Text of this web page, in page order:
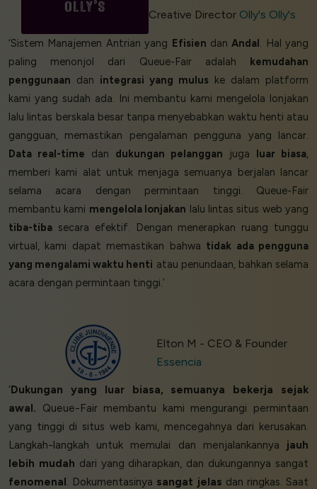
Creative Director Olly's Olly's
‘Sistem Manajemen Antrian yang Efisien danAndal . Hal yang
paling menonjol dari Queue-Fair adalah
kemudahan
penggunaan dan integrasi yang mulus ke dalam platform
kami yang sudah ada. Ini membantu kami mengelola lonjakan
lalu lintas berskala besar tanpa menyebabkan waktu henti atau
gangguan, memastikan pengalaman pengguna yang lancar.
Data real-time dan dukungan pelanggan juga luar biasa,
memberi kami alat untuk menjaga semuanya berjalan lancar
selama acara dengan permintaan tinggi. Queue-Fair
membantu kami mengelola lonjakan lalu lintas situs web yang
tiba-tiba secara efektif. Dengan menerapkan ruang tunggu
virtual, kami dapat memastikan bahwa tidak ada pengguna
yang mengalami waktu henti atau penundaan, bahkan selama
acara dengan permintaan tinggi.’
Elton M - CEO & Founder
Essencia
‘Dukungan yang luar biasa, semuanya bekerja sejak
awal. Queue-Fair membantu kami mengurangi permintaan
yang tinggi di situs web kami, mencegahnya dari kerusakan.
Langkah-langkah untuk memulai dan menjalankannya jauh
lebih mudah dari yang diharapkan, dan dukungannya sangat
fenomenal. Dokumentasinya sangat jelas dan ringkas. Saat